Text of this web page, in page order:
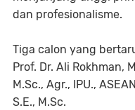
dan profesionalisme.
Tiga calon yang
Prof. Dr. Ali Rokhman,
M.Sc., Agr., IPU.,
S.E., M.Sc.